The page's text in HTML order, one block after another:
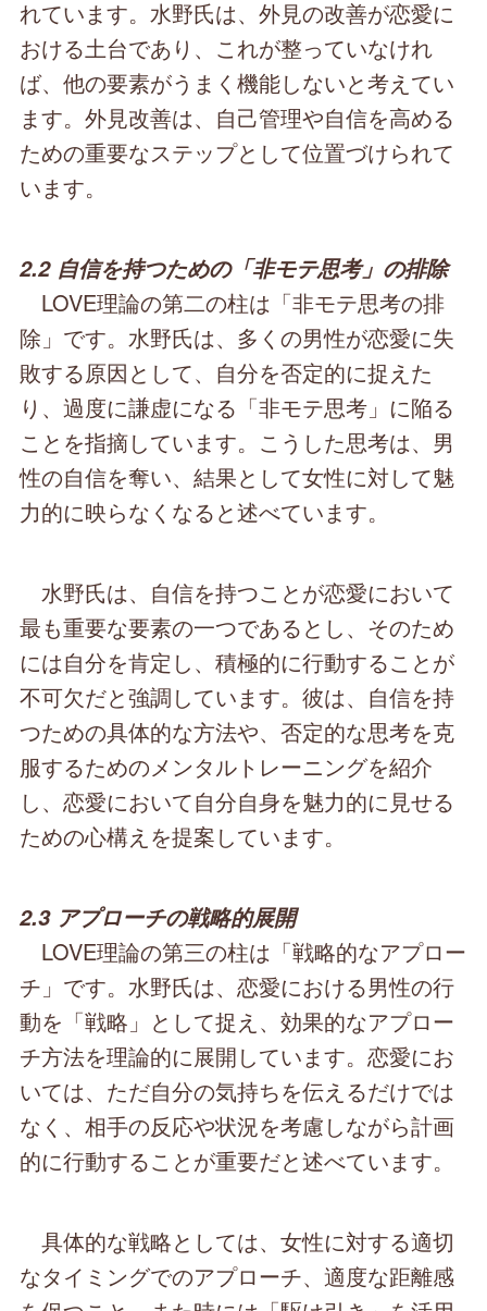
れています。水野氏は、外見の改善が恋愛に
おける土台であり、これが整っていなけれ
ば、他の要素がうまく機能しないと考えてい
ます。外見改善は、自己管理や自信を高める
ための重要なステップとして位置づけられて
います。
2.2 自信を持つための「非モテ思考」の排除
LOVE理論の第二の柱は「非モテ思考の排
除」です。水野氏は、多くの男性が恋愛に失
敗する原因として、自分を否定的に捉えた
り、過度に謙虚になる「非モテ思考」に陥る
ことを指摘しています。こうした思考は、男
性の自信を奪い、結果として女性に対して魅
力的に映らなくなると述べています。
水野氏は、自信を持つことが恋愛において
最も重要な要素の一つであるとし、そのため
には自分を肯定し、積極的に行動することが
不可欠だと強調しています。彼は、自信を持
つための具体的な方法や、否定的な思考を克
服するためのメンタルトレーニングを紹介
し、恋愛において自分自身を魅力的に見せる
ための心構えを提案しています。
2.3 アプローチの戦略的展開
LOVE理論の第三の柱は「戦略的なアプロー
チ」です。水野氏は、恋愛における男性の行
動を「戦略」として捉え、効果的なアプロー
チ方法を理論的に展開しています。恋愛にお
いては、ただ自分の気持ちを伝えるだけでは
なく、相手の反応や状況を考慮しながら計画
的に行動することが重要だと述べています。
具体的な戦略としては、女性に対する適切
なタイミングでのアプローチ、適度な距離感